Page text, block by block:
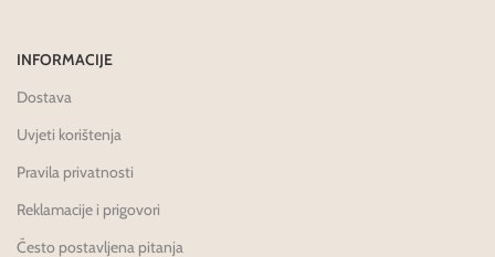
INFORMACIJE
Dostava
Uvjeti korištenja
Pravila privatnosti
Reklamacije i prigovori
Često postavljena pitanja